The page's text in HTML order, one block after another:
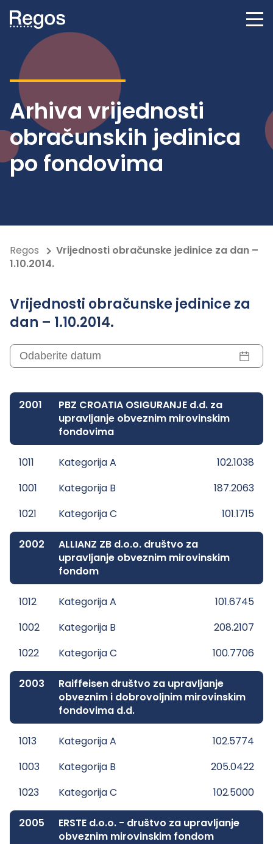
Arhiva vrijednosti
obračunskih jedinica
po fondovima
Regos
Vrijednosti obračunske jedinice za dan –
1.10.2014.
Vrijednosti obračunske jedinice za
dan – 1.10.2014.
2001
PBZ CROATIA OSIGURANJE d.d. za
upravljanje obveznim mirovinskim
fondovima
1011 Kategorija A
102.1038
1001
Kategorija B
187.2063
1021
Kategorija C 101.1715
2002
ALLIANZ ZB d.o.o. društvo za
upravljanje obveznim mirovinskim
fondom
1012 Kategorija A
101.6745
1002
Kategorija B
208.2107
1022
Kategorija C 100.7706
2003
Raiffeisen društvo za upravljanje
obveznim i dobrovoljnim mirovinskim
fondovima d.d.
1013 Kategorija A
102.5774
1003
Kategorija B
205.0422
1023
Kategorija C 102.5000
2005
ERSTE d.o.o. - društvo za upravljanje
obveznim mirovinskim fondom